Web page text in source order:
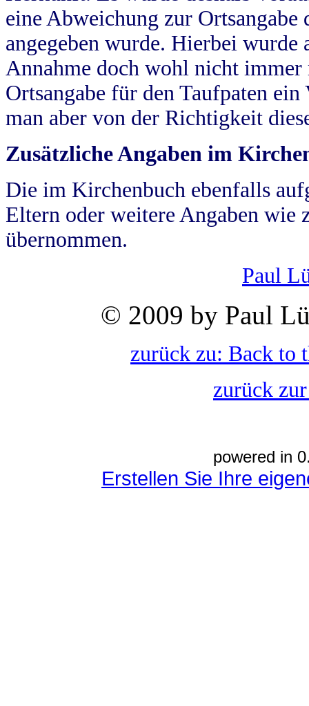
eine Abweichung zur
angegeben wurde. Hierbei wurde
Annahme doch wohl nicht
Ortsangabe für den Taufpaten
man aber von der Richtigkeit
Zusätzliche Angaben im
Die im Kirchenbuch ebenfalls
Eltern oder weitere Angaben wie
übernommen.
Paul
© 2009 by Paul
zurück zu: Back to
zurück
powered in
Erstellen Sie Ihre